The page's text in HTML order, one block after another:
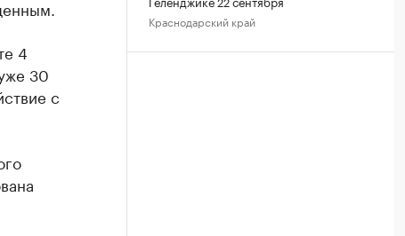
4
30
с
Краснодарский край